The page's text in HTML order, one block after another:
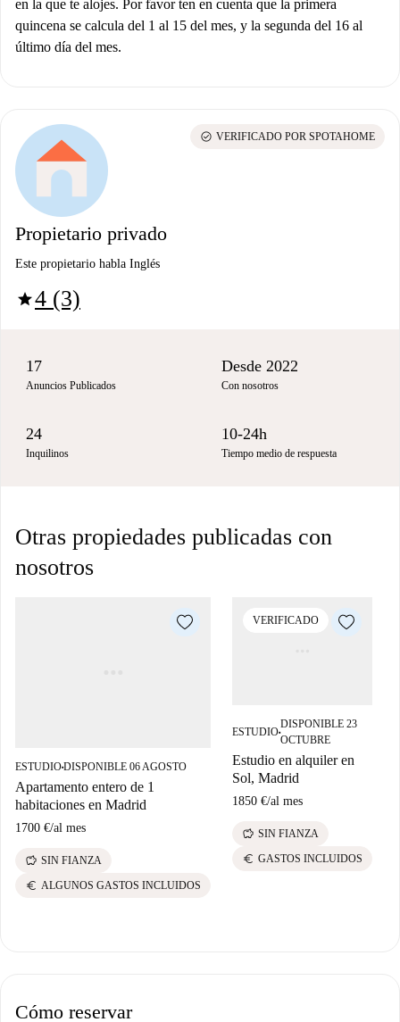
en la que te alojes. Por favor ten en cuenta que la primera
quincena se calcula del 1 al 15 del mes, y la segunda del 16 al
último día del mes.
Propietario privado
Este propietario habla Inglés
star4 (3)
check_circle VERIFICADO POR SPOTAHOME
17
Anuncios Publicados
Desde 2022
Con nosotros
24
Inquilinos
10-24h
Tiempo medio de respuesta
Otras propiedades publicadas con
nosotros
ESTUDIO■DISPONIBLE 06 AGOSTO
Apartamento entero de 1
habitaciones en Madrid
1700 €/al mes
savings SIN FIANZA
euro ALGUNOS GASTOS INCLUIDOS
VERIFICADO
ESTUDIO■
DISPONIBLE 23
OCTUBRE
Estudio en alquiler en
Sol, Madrid
1850 €/al mes
savings SIN FIANZA
euro GASTOS INCLUIDOS
Cómo reservar